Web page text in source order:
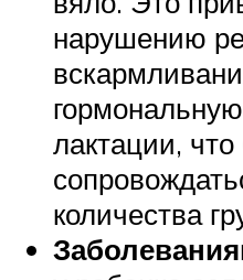
нарушению
лактации, что
количества